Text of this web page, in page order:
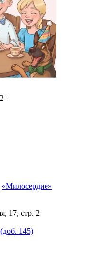
«Милосердие»
17, стр. 2
145)